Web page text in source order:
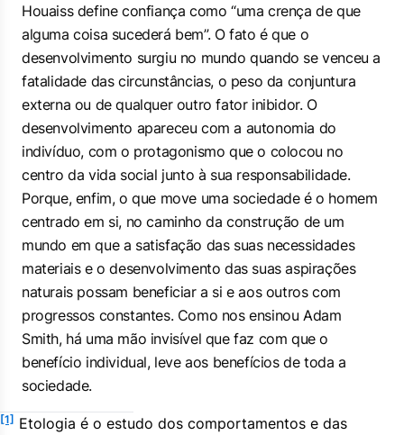
Houaiss define confiança como “uma crença de que
alguma coisa sucederá bem”. O fato é que o
desenvolvimento surgiu no mundo quando se venceu a
fatalidade das circunstâncias, o peso da conjuntura
externa ou de qualquer outro fator inibidor. O
desenvolvimento apareceu com a autonomia do
indivíduo, com o protagonismo que o colocou no
centro da vida social junto à sua responsabilidade.
Porque, enfim, o que move uma sociedade é o homem
centrado em si, no caminho da construção de um
mundo em que a satisfação das suas necessidades
materiais e o desenvolvimento das suas aspirações
naturais possam beneficiar a si e aos outros com
progressos constantes. Como nos ensinou Adam
Smith, há uma mão invisível que faz com que o
benefício individual, leve aos benefícios de toda a
sociedade.
[1] Etologia é o estudo dos comportamentos e das